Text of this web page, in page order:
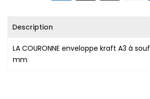
Description
LA COURONNE enveloppe kraft A3 à
mm